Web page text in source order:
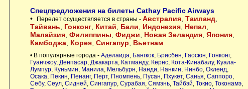
Спецпредложения на билеты Cathay Pacific Airways
•
Перелет осуществляется в страны - Австралия, Таиланд,
Тайвань
Гонконг, Китай Бали Индонезия, Непал
Малайзия, Филиппины Фиджи Новая Зеландия, Япония,
Камбоджа, Корея, Сингапур Вьетнам.
• В популярные города - Аделаида, Бангкок, Брисбен, Гаосюн, Гонконг,
Гуанчжоу, Денпасар, Джакарта, Катманду, Кернс, Кота-Кинабалу, Куала-
Лумпур, Куньмин, Манила, Мельбурн, Нанди, Нанкин, Нинбо, Окленд,
Осака, Пекин, Пенанг, Перт, Пномпень, Пусан, Пхукет, Санья, Саппоро,
Себу, Сеул, Сидней, Сингапур, Сурабая, Сямэнь, Тайбэй, Токио, Токонамэ,